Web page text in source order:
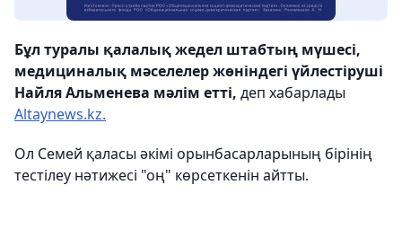
Бұл туралы қалалық жедел штабтың мүшесі,
медициналық мәселелер жөніндегі үйлестіруші
Найля Альменева мәлім етті, деп хабарлады
Аltaynews.kz.
Ол Семей қаласы әкімі орынбасарларының бірінің
тестілеу нәтижесі "оң" көрсеткенін айтты.